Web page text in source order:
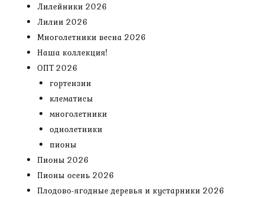
Лилейники 2026
Лилии 2026
Многолетники весна 2026
Наша коллекция!
ОПТ 2026
гортензии
клематисы
многолетники
однолетники
пионы
Пионы 2026
Пионы осень 2026
Плодово-ягодные деревья и кустарники 2026